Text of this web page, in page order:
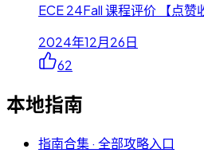
ECE 24Fall 课程评价 【点赞
2024年12月26日
62
本地指南
指南合集 · 全部攻略入口